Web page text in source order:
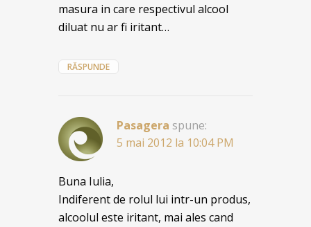
masura in care respectivul alcool
diluat nu ar fi iritant…
RĂSPUNDE
Pasagera spune:
5 mai 2012 la 10:04 PM
Buna Iulia,
Indiferent de rolul lui intr-un produs,
alcoolul este iritant, mai ales cand